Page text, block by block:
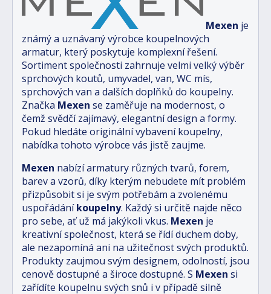
Mexen je
známý a uznávaný výrobce koupelnových
armatur, který poskytuje komplexní řešení.
Sortiment společnosti zahrnuje velmi velký výběr
sprchových koutů, umyvadel, van, WC mís,
sprchových van a dalších doplňků do koupelny.
Značka Mexen se zaměřuje na modernost, o
čemž svědčí zajímavý, elegantní design a formy.
Pokud hledáte originální vybavení koupelny,
nabídka tohoto výrobce vás jistě zaujme.
Mexen nabízí armatury různých tvarů, forem,
barev a vzorů, díky kterým nebudete mít problém
přizpůsobit si je svým potřebám a zvolenému
uspořádáníkoupelny. Každý si určitě najde něco
pro sebe, ať už má jakýkoli vkus. Mexen je
kreativní společnost, která se řídí duchem doby,
ale nezapomíná ani na užitečnost svých produktů.
Produkty zaujmou svým designem, odolností, jsou
cenově dostupné a široce dostupné. S Mexen si
zařídíte koupelnu svých snů i v případě silně